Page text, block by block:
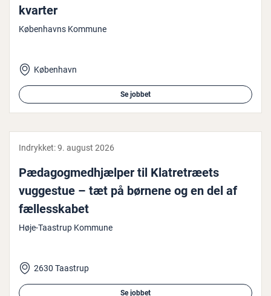
kvar­ter
Københavns Kommune
København
Se jobbet
Indrykket:9. august 2026
Pæ­da­gog­med­hjæl­per til Kla­tre­træ­ets
vuggestue – tæt på børnene og en del af
fæl­les­ska­bet
Høje-Taastrup Kommune
2630 Taastrup
Se jobbet